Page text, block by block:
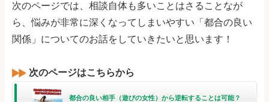
次のページでは、相談自体も多いことはさることなが
ら、悩みが非常に深くなってしまいやすい「都合の良い
関係」についてのお話をしていきたいと思います！
次のページはこちらから
都合の良い相手（遊びの女性）から逆転することは可能？